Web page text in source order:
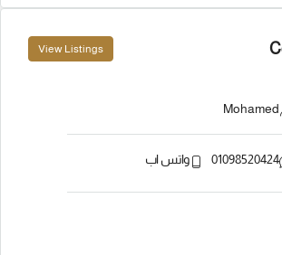
View Listings
Mohamed
01098520424 واتس اب